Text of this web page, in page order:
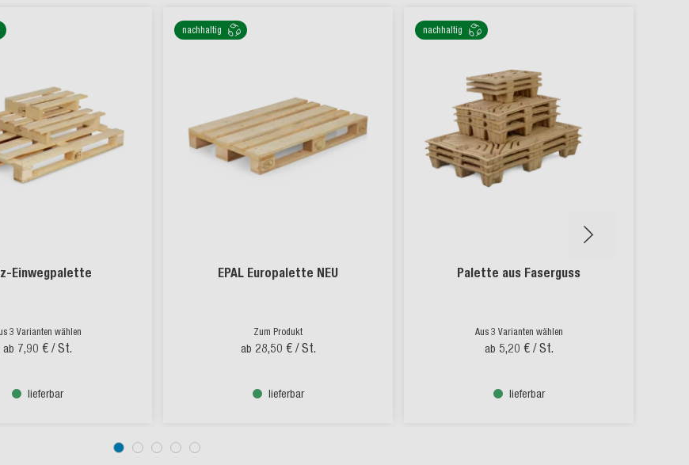
Einwegpalette
3 Varianten wählen
ab 7,90 € / St.
lieferbar
nachhaltig
EPAL Europalette NEU
Zum Produkt
ab 28,50 € / St.
lieferbar
nachhaltig
Palette aus Faserguss
Aus 3 Varianten wählen
ab 5,20 € / St.
lieferbar